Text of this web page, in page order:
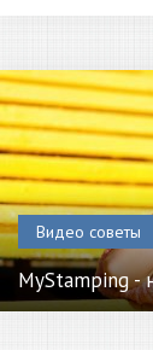
Видео советы
MyStamping -